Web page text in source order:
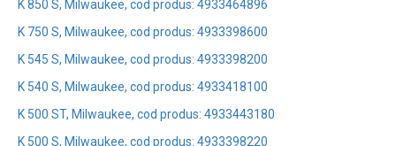
K 850 S, Milwaukee, cod produs: 4933464896
K 750 S, Milwaukee, cod produs: 4933398600
K 545 S, Milwaukee, cod produs: 4933398200
K 540 S, Milwaukee, cod produs: 4933418100
K 500 ST, Milwaukee, cod produs: 4933443180
K 500 S, Milwaukee, cod produs: 4933398220